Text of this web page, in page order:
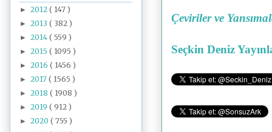
Çeviriler ve
Seçkin Deniz
► 2012 ( 147 )
► 2013 ( 382 )
► 2014 ( 559 )
► 2015 ( 1095 )
► 2016 ( 1456 )
► 2017 ( 1565 )
► 2018 ( 1908 )
► 2019 ( 912 )
► 2020 ( 755 )